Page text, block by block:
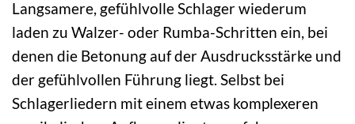
Langsamere, gefühlvolle Schlager wiederum
laden zu Walzer- oder Rumba-Schritten ein, bei
denen die Betonung auf der Ausdrucksstärke und
der gefühlvollen Führung liegt. Selbst bei
Schlagerliedern mit einem etwas komplexeren